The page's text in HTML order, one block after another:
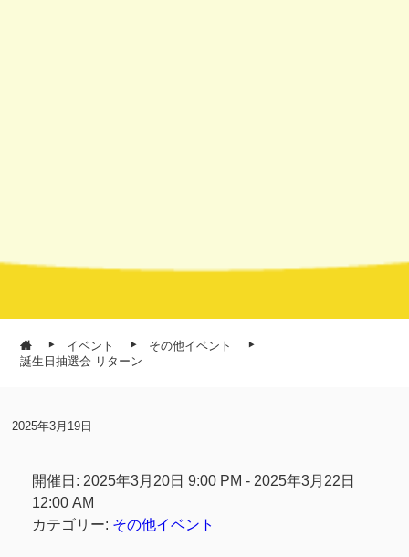
イベント
その他イベント
誕生日抽選会 リターン
2025年3月19日
開催日: 2025年3月20日 9:00 PM - 2025年3月22日
12:00 AM
カテゴリー: その他イベント